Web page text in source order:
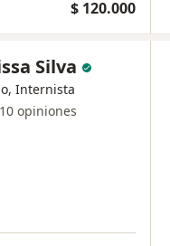
$ 120.000
Silva
Internista
opiniones